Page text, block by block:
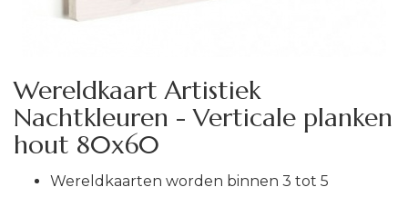
Wereldkaart Artistiek
Nachtkleuren - Verticale planken
hout 80x60
Wereldkaarten worden binnen 3 tot 5